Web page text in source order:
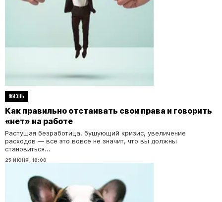
ЖИЗНЬ
Как правильно отстаивать свои права и говорить
«нет» на работе
Растущая безработица, бушующий кризис, увеличение
расходов — все это вовсе не значит, что вы должны
становиться...
25 ИЮНЯ, 16:00